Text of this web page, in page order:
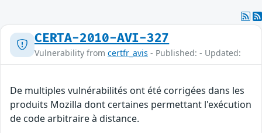
CERTA-2010-AVI-327
Vulnerability from certfr_avis - Published: - Updated:
De multiples vulnérabilités ont été corrigées dans les
produits Mozilla dont certaines permettant l'exécution
de code arbitraire à distance.